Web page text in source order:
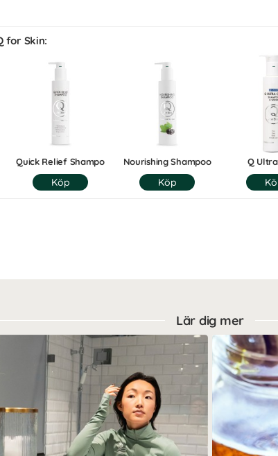
for Skin:
Quick Relief Shampo Nourishing Shampoo Q
Lär dig mer